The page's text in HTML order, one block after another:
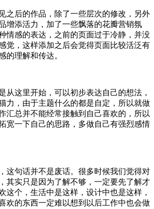
之后的作品，除了一些层次的修改，另外
增添活力，加了一些飘落的花瓣营销氛
情感的表达，之前的页面过于冷静，并没
觉，这样添加之后会觉得页面比较活泛有
的理解和传达。
从这里开始，可以初步表达自己的想法，
力，由于主题什么的都是自定，所以就做
汇总并不能经常接触到自己喜欢的，所以
宽一下自己的思路，多做自己有强烈感情
这句话并不是废话。很多时候我们觉得对
其实只是因为了解不够，一定要先了解才
这个，生活中是这样，设计中也是这样，
欢的东西一定难以想到以后工作中也会做